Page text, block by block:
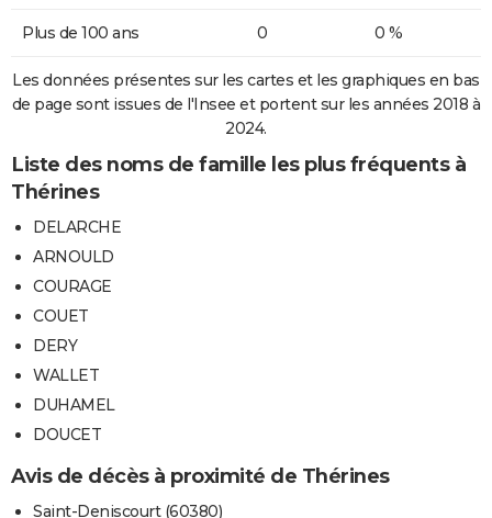
Plus de 100 ans 0 0 %
Les données présentes sur les cartes et les graphiques en bas
de page sont issues de l'Insee et portent sur les années 2018 à
2024.
Liste des noms de famille les plus fréquents à
Thérines
DELARCHE
ARNOULD
COURAGE
COUET
DERY
WALLET
DUHAMEL
DOUCET
Avis de décès à proximité de Thérines
Saint-Deniscourt (60380)